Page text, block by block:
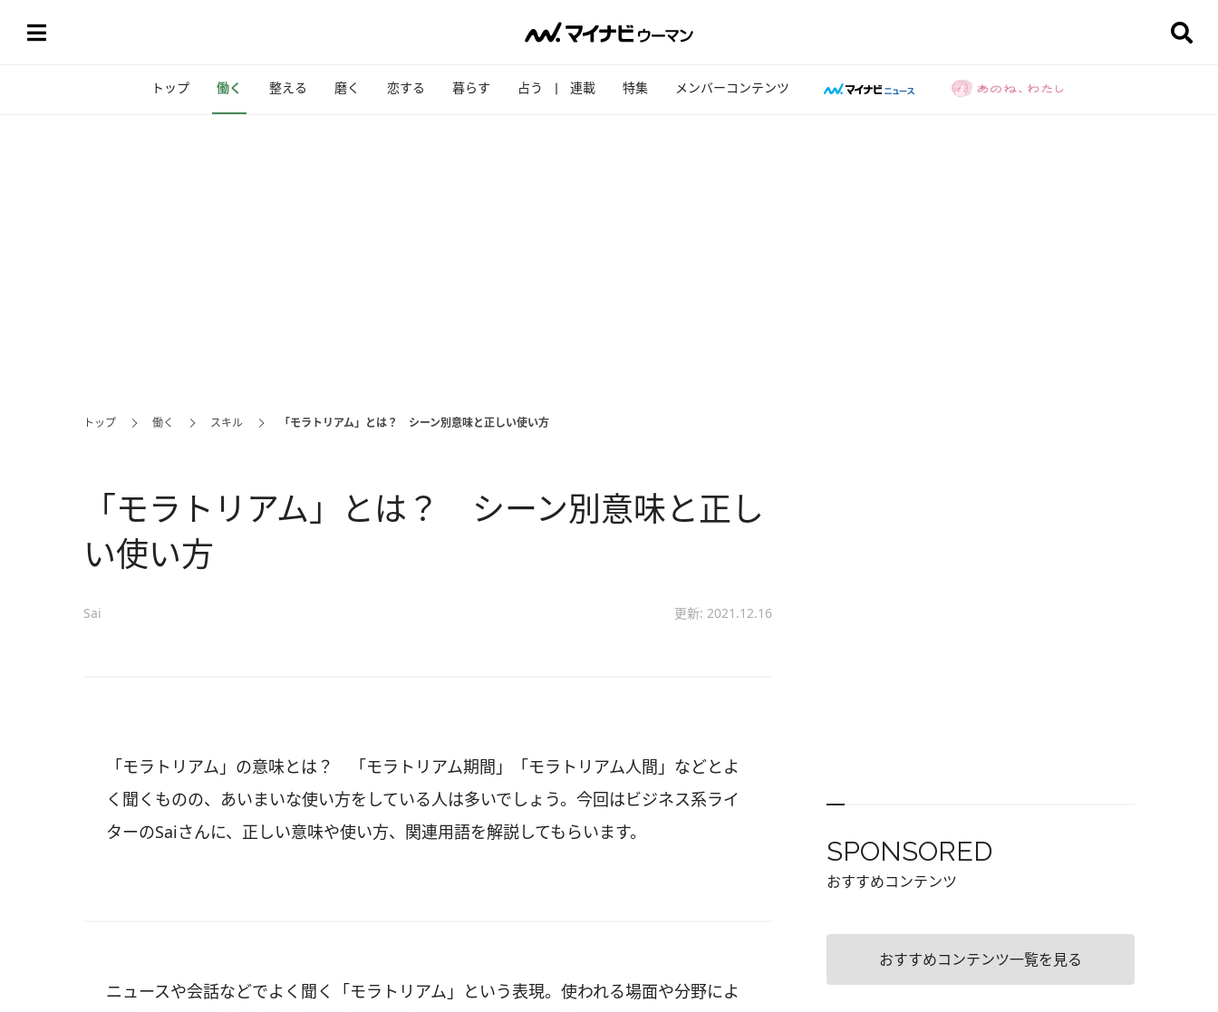
トップ 働く 整える 磨く 恋する 暮らす 占う 連載 特集 メンバーコンテンツ
トップ 働く スキル 「モラトリアム」とは？ シーン別意味と正しい使い方
「モラトリアム」とは？ シーン別意味と正し
い使い方
Sai 更新: 2021.12.16
「モラトリアム」の意味とは？ 「モラトリアム期間」「モラトリアム人間」などとよ
く聞くものの、あいまいな使い方をしている人は多いでしょう。今回はビジネス系ライ
ターのSaiさんに、正しい意味や使い方、関連用語を解説してもらいます。
ニュースや会話などでよく聞く「モラトリアム」という表現。使われる場面や分野によ
SPONSORED
おすすめコンテンツ
おすすめコンテンツ一覧を見る